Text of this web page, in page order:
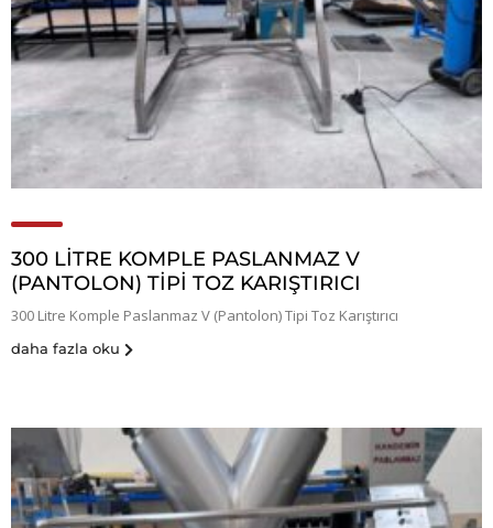
300 LITRE KOMPLE PASLANMAZ V
(PANTOLON) TIPI TOZ KARIŞTIRICI
300 Litre Komple Paslanmaz V (Pantolon) Tipi Toz Karıştırıcı
daha fazla oku